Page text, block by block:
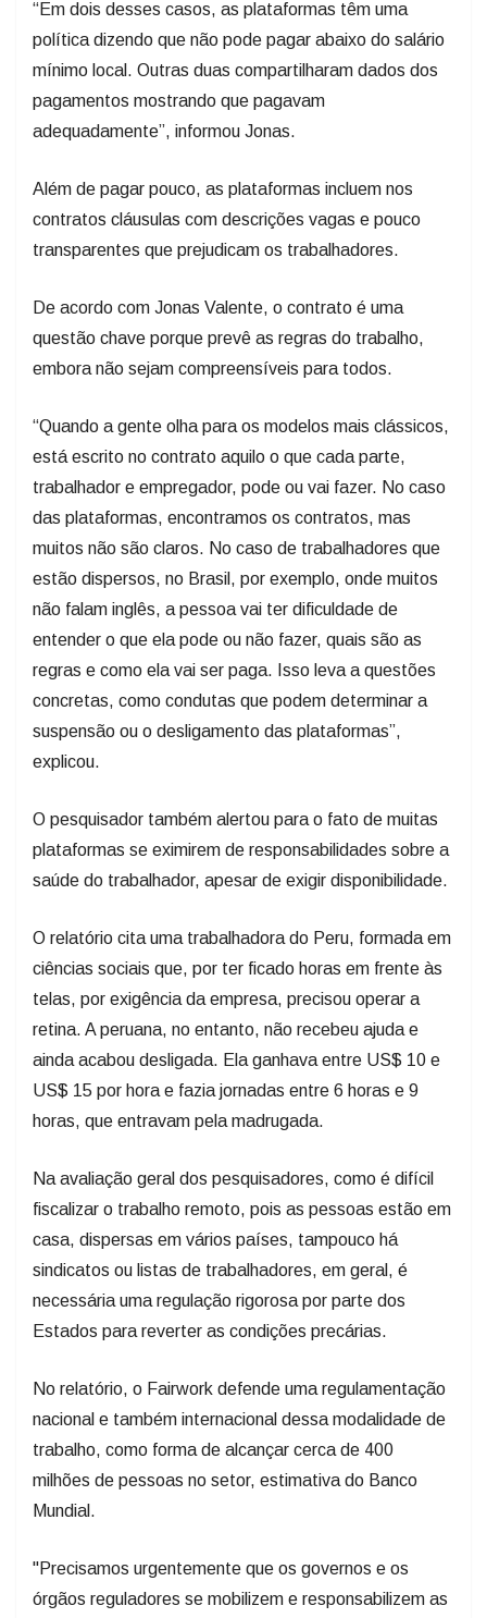
“Em dois desses casos, as plataformas têm uma
política dizendo que não pode pagar abaixo do salário
mínimo local. Outras duas compartilharam dados dos
pagamentos mostrando que pagavam
adequadamente”, informou Jonas.
Além de pagar pouco, as plataformas incluem nos
contratos cláusulas com descrições vagas e pouco
transparentes que prejudicam os trabalhadores.
De acordo com Jonas Valente, o contrato é uma
questão chave porque prevê as regras do trabalho,
embora não sejam compreensíveis para todos.
“Quando a gente olha para os modelos mais clássicos,
está escrito no contrato aquilo o que cada parte,
trabalhador e empregador, pode ou vai fazer. No caso
das plataformas, encontramos os contratos, mas
muitos não são claros. No caso de trabalhadores que
estão dispersos, no Brasil, por exemplo, onde muitos
não falam inglês, a pessoa vai ter dificuldade de
entender o que ela pode ou não fazer, quais são as
regras e como ela vai ser paga. Isso leva a questões
concretas, como condutas que podem determinar a
suspensão ou o desligamento das plataformas”,
explicou.
O pesquisador também alertou para o fato de muitas
plataformas se eximirem de responsabilidades sobre a
saúde do trabalhador, apesar de exigir disponibilidade.
O relatório cita uma trabalhadora do Peru, formada em
ciências sociais que, por ter ficado horas em frente às
telas, por exigência da empresa, precisou operar a
retina. A peruana, no entanto, não recebeu ajuda e
ainda acabou desligada. Ela ganhava entre US$ 10 e
US$ 15 por hora e fazia jornadas entre 6 horas e 9
horas, que entravam pela madrugada.
Na avaliação geral dos pesquisadores, como é difícil
fiscalizar o trabalho remoto, pois as pessoas estão em
casa, dispersas em vários países, tampouco há
sindicatos ou listas de trabalhadores, em geral, é
necessária uma regulação rigorosa por parte dos
Estados para reverter as condições precárias.
No relatório, o Fairwork defende uma regulamentação
nacional e também internacional dessa modalidade de
trabalho, como forma de alcançar cerca de 400
milhões de pessoas no setor, estimativa do Banco
Mundial.
"Precisamos urgentemente que os governos e os
órgãos reguladores se mobilizem e responsabilizem as